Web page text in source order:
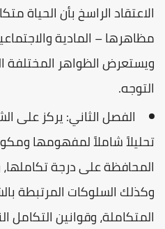
الاعتقاد الراسخ بأن الحياة
مظاهرها – المادية
ويستعرض الظواهر المختلفة
التوجه.
الفصل الثاني: يركز على
تحليلاً شاملاً لمفهومها
المحافظة على درجة
وكذلك السلوكات المرتبطة
المتكاملة، وقوانين التكامل